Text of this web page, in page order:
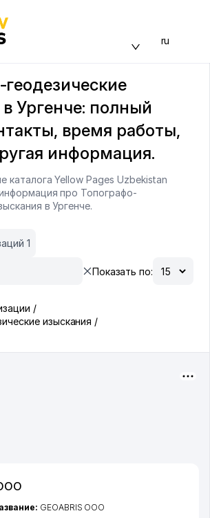
ru
Ургенче: полный
время работы,
информация.
каталога Yellow Pages Uzbekistan
про Топографо-
в Ургенче.
1
Показать по:
/
изыскания /
ООО
GEOABRIS ООО